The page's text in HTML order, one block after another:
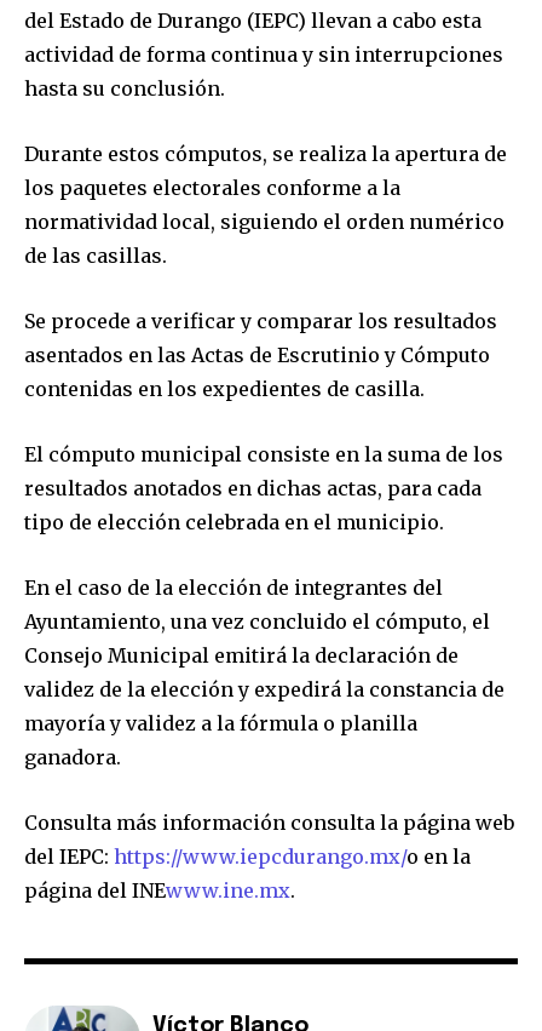
del Estado de Durango (IEPC) llevan a cabo esta
actividad de forma continua y sin interrupciones
hasta su conclusión.
Durante estos cómputos, se realiza la apertura de
los paquetes electorales conforme a la
normatividad local, siguiendo el orden numérico
de las casillas.
Se procede a verificar y comparar los resultados
asentados en las Actas de Escrutinio y Cómputo
contenidas en los expedientes de casilla.
El cómputo municipal consiste en la suma de los
resultados anotados en dichas actas, para cada
tipo de elección celebrada en el municipio.
En el caso de la elección de integrantes del
Ayuntamiento, una vez concluido el cómputo, el
Consejo Municipal emitirá la declaración de
validez de la elección y expedirá la constancia de
mayoría y validez a la fórmula o planilla
ganadora.
Consulta más información consulta la página web
del IEPC: https://www.iepcdurango.mx/o en la
página del INEwww.ine.mx.
Víctor Blanco